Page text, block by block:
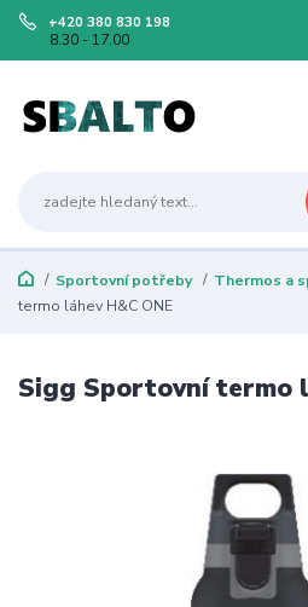
+420 380 830 198
8.30 - 17.00
Sportovní potřeby Thermos a
termo láhev H&C ONE
Sigg Sportovní termo